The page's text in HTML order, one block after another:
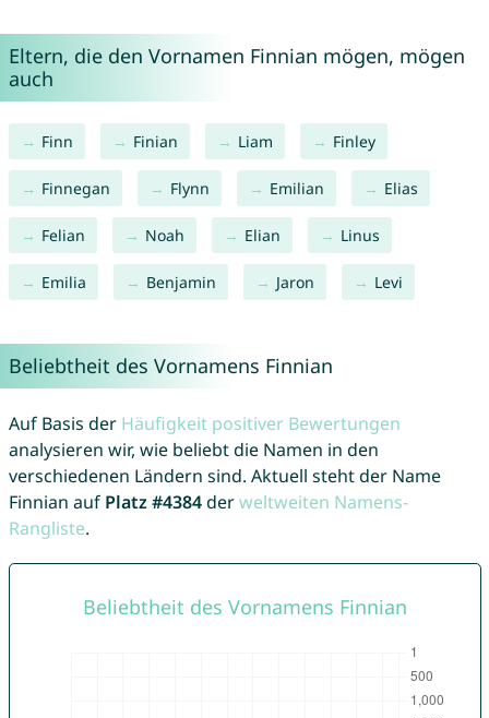
Eltern, die den Vornamen Finnian mögen, mögen
auch
Finn Finian Liam Finley
Finnegan Flynn Emilian Elias
Felian Noah Elian Linus
Emilia Benjamin Jaron Levi
Beliebtheit des Vornamens Finnian
Auf Basis der Häufigkeit positiver Bewertungen
analysieren wir, wie beliebt die Namen in den
verschiedenen Ländern sind. Aktuell steht der Name
Finnian auf Platz #4384derweltweiten Namens-
Rangliste.